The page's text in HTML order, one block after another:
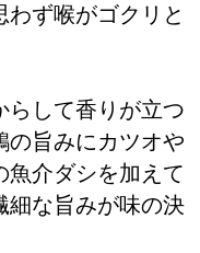
わず喉がゴクリと
らして香りが立つ
の旨みにカツオや
魚介ダシを加えて
細な旨みが味の決